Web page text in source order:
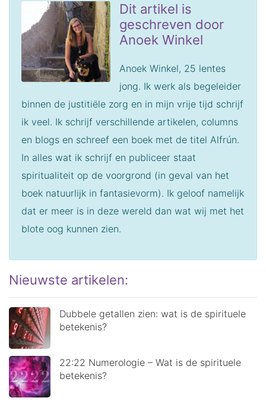
Dit artikel is
geschreven door
Anoek Winkel
Anoek Winkel, 25 lentes
jong. Ik werk als begeleider
binnen de justitiële zorg en in mijn vrije tijd schrijf
ik veel. Ik schrijf verschillende artikelen, columns
en blogs en schreef een boek met de titel Alfrún.
In alles wat ik schrijf en publiceer staat
spiritualiteit op de voorgrond (in geval van het
boek natuurlijk in fantasievorm). Ik geloof namelijk
dat er meer is in deze wereld dan wat wij met het
blote oog kunnen zien.
Nieuwste artikelen:
Dubbele getallen zien: wat is de spirituele
betekenis?
22:22 Numerologie – Wat is de spirituele
betekenis?